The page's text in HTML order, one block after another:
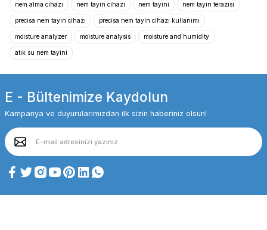
nem alma cihazı
nem tayin cihazı nem tayini nem tayin terazisi
precisa nem tayin cihazı precisa nem tayin cihazı kullanımı
moisture analyzer moisture analysis moisture and humidity
atık su nem tayini
E - Bültenimize Kaydolun
Kampanya ve duyurularımızdan ilk sizin haberiniz olsun!